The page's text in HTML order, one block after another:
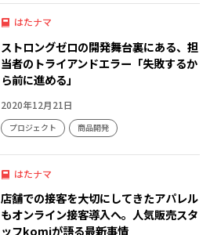
はたナマ
ストロングゼロの開発舞台裏にある、担
当者のトライアンドエラー「失敗するか
ら前に進める」
2020年12月21日
プロジェクト 商品開発
はたナマ
店舗での接客を大切にしてきたアパレル
もオンライン接客導入へ。人気販売スタ
ッフkomiが語る最新事情